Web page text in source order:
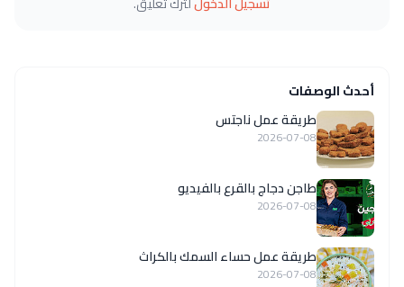
أحدث الوصفات
طريقة عمل ناجتس
2026-07-08
طاجن دجاج بالقرع بالفيديو
2026-07-08
طريقة عمل حساء السمك بالكراث
2026-07-08